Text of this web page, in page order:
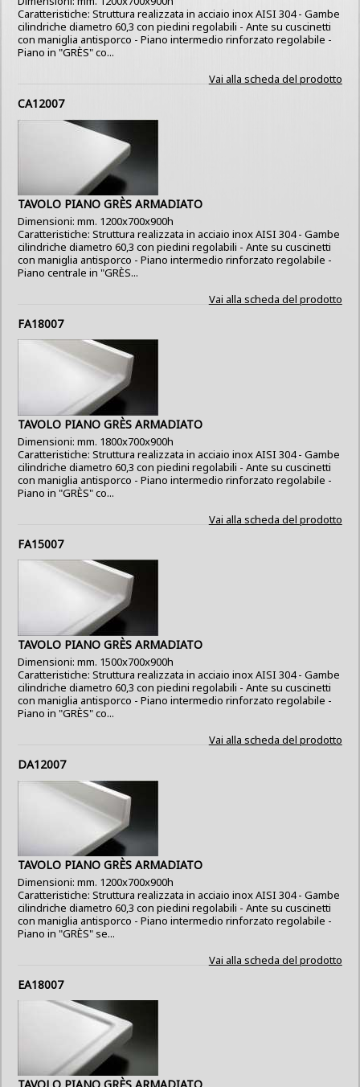
Caratteristiche: Struttura realizzata in acciaio inox AISI 304 - Gambe
cilindriche diametro 60,3 con piedini regolabili - Ante su cuscinetti
con maniglia antisporco - Piano intermedio rinforzato regolabile -
Piano in "GRÈS" co...
Vai alla scheda del prodotto
CA12007
TAVOLO PIANO GRÈS ARMADIATO
Dimensioni: mm. 1200x700x900h
Caratteristiche: Struttura realizzata in acciaio inox AISI 304 - Gambe
cilindriche diametro 60,3 con piedini regolabili - Ante su cuscinetti
con maniglia antisporco - Piano intermedio rinforzato regolabile -
Piano centrale in "GRÈS...
Vai alla scheda del prodotto
FA18007
TAVOLO PIANO GRÈS ARMADIATO
Dimensioni: mm. 1800x700x900h
Caratteristiche: Struttura realizzata in acciaio inox AISI 304 - Gambe
cilindriche diametro 60,3 con piedini regolabili - Ante su cuscinetti
con maniglia antisporco - Piano intermedio rinforzato regolabile -
Piano in "GRÈS" co...
Vai alla scheda del prodotto
FA15007
TAVOLO PIANO GRÈS ARMADIATO
Dimensioni: mm. 1500x700x900h
Caratteristiche: Struttura realizzata in acciaio inox AISI 304 - Gambe
cilindriche diametro 60,3 con piedini regolabili - Ante su cuscinetti
con maniglia antisporco - Piano intermedio rinforzato regolabile -
Piano in "GRÈS" co...
Vai alla scheda del prodotto
DA12007
TAVOLO PIANO GRÈS ARMADIATO
Dimensioni: mm. 1200x700x900h
Caratteristiche: Struttura realizzata in acciaio inox AISI 304 - Gambe
cilindriche diametro 60,3 con piedini regolabili - Ante su cuscinetti
con maniglia antisporco - Piano intermedio rinforzato regolabile -
Piano in "GRÈS" se...
Vai alla scheda del prodotto
EA18007